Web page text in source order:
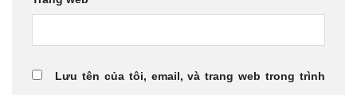
Lưu tên của tôi, email, và trang web trong trình